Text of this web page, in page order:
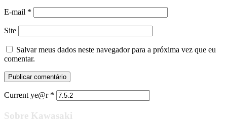
E-mail *
Site
Salvar meus dados neste navegador para a próxima vez que eu
comentar.
Current ye@r *
Sobre Kawasaki